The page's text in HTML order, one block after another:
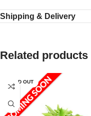
Shipping & Delivery
Related products
SOLD OUT